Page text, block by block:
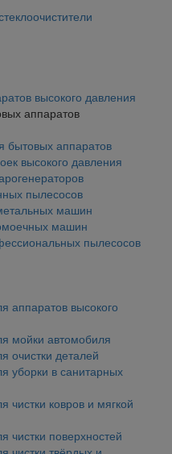
высокого давления
аппаратов
бытовых аппаратов
высокого давления
пылесосов
машин
машин
пылесосов
аппаратов высокого
мойки автомобиля
очистки деталей
уборки в санитарных
ковров и мягкой
поверхностей